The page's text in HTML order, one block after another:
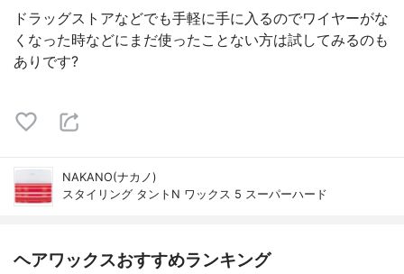
ドラッグストアなどでも手軽に手に入るのでワイヤーがな
くなった時などにまだ使ったことない方は試してみるのも
ありです?
NAKANO(ナカノ)
スタイリング タントN ワックス 5 スーパーハード
ヘアワックスおすすめランキング